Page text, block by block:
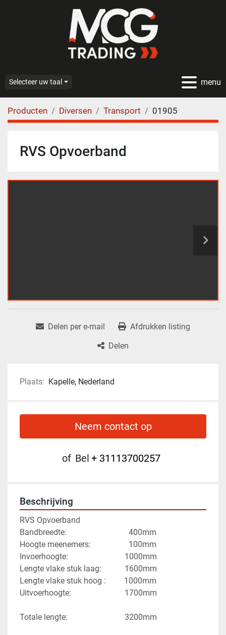
menu
Selecteer uw taal
Producten Diversen Transport 01905
RVS Opvoerband
Delen per e-mail
Afdrukken listing
Delen
Plaats: Kapelle, Nederland
Neem contact op
of Bel + 31113700257
Beschrijving
RVS Opvoerband
Bandbreedte: 							  400mm
Hoogte meenemers: 				  100mm
Invoerhoogte:			  				1000mm
Lengte vlake stuk laag: 		    1600mm
Lengte vlake stuk hoog :         1000mm
Uitvoerhoogte:							1700mm
Totale lengte:	                        3200mm